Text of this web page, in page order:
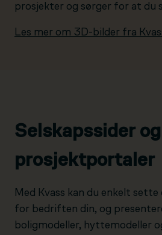
prosjekter og sørger for at du
Les mer om 3D-bilder fra
Selskapssider og
prosjektportaler
Med Kvass kan du enkelt sette
for bedriften din, og
boligmodeller, hyttemodeller